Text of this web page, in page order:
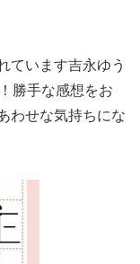
ています吉永ゆう
勝手な感想をお
わせな気持ちにな